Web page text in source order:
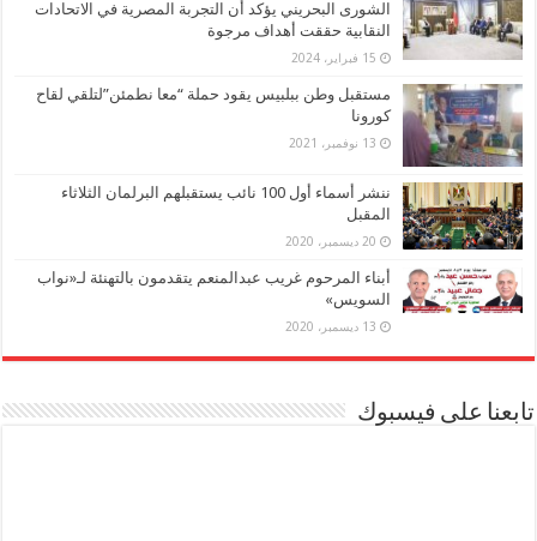
الشورى البحريني يؤكد أن التجربة المصرية في الاتحادات
النقابية حققت أهداف مرجوة
15 فبراير، 2024
مستقبل وطن ببلبيس يقود حملة “معا نطمئن”لتلقي لقاح
كورونا
13 نوفمبر، 2021
ننشر أسماء أول 100 نائب يستقبلهم البرلمان الثلاثاء
المقبل
20 ديسمبر، 2020
أبناء المرحوم غريب عبدالمنعم يتقدمون بالتهنئة لـ«نواب
السويس»
13 ديسمبر، 2020
تابعنا على فيسبوك